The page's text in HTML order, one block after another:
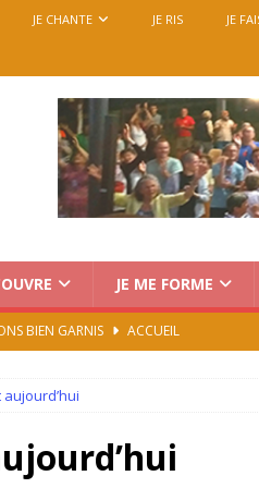
JE CHANTE JE RIS JE
JE ME FORME
BIEN GARNIS
ACCUEIL
européenne des groupes de
ACCUEIL